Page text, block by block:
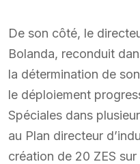
De son côté, le
Bolanda, reconduit
la détermination de
le déploiement
Spéciales dans
au Plan directeur
création de 20 ZES